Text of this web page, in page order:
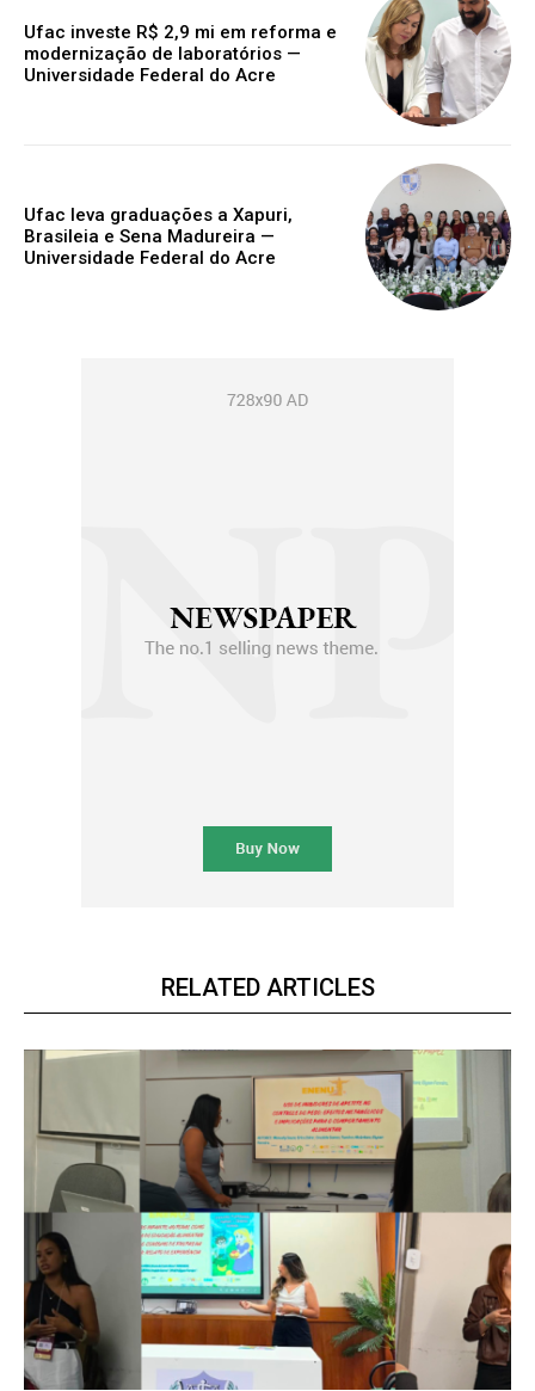
Ufac investe R$ 2,9 mi em reforma e
modernização de laboratórios —
Universidade Federal do Acre
Ufac leva graduações a Xapuri,
Brasileia e Sena Madureira —
Universidade Federal do Acre
RELATED ARTICLES